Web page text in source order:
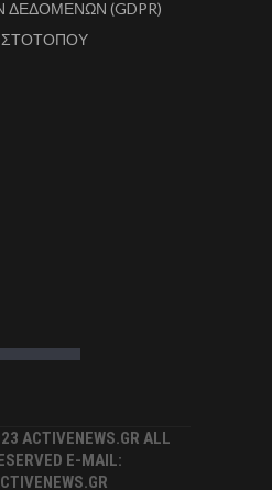
ΔΕΔΟΜΕΝΩΝ (GDPR)
ACTIVENEWS.GR ALL
E-MAIL: